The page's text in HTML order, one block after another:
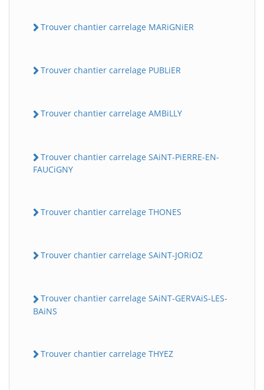
Trouver chantier carrelage MARiGNiER
Trouver chantier carrelage PUBLiER
Trouver chantier carrelage AMBiLLY
Trouver chantier carrelage SAiNT-PiERRE-EN-
FAUCiGNY
Trouver chantier carrelage THONES
Trouver chantier carrelage SAiNT-JORiOZ
Trouver chantier carrelage SAiNT-GERVAiS-LES-
BAiNS
Trouver chantier carrelage THYEZ